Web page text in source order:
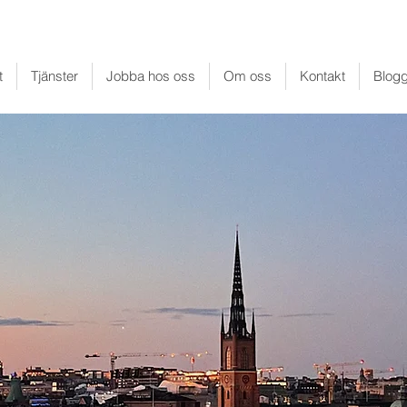
Tjänster Jobba hos oss Om oss Kontakt